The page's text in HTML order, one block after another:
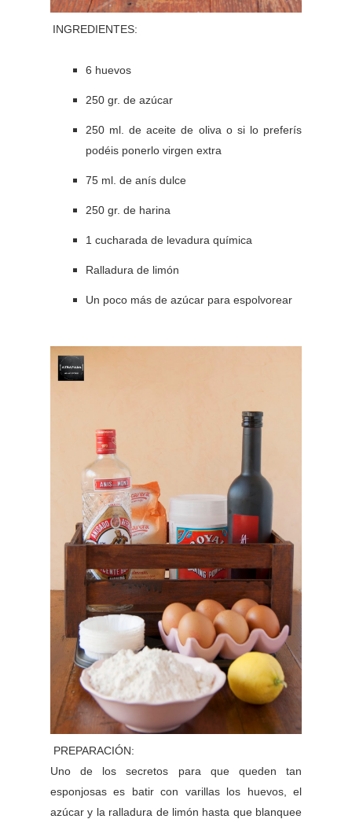
INGREDIENTES:
6 huevos
250 gr. de azúcar
250 ml. de aceite de oliva o si lo preferís
podéis ponerlo virgen extra
75 ml. de anís dulce
250 gr. de harina
1 cucharada de levadura química
Ralladura de limón
Un poco más de azúcar para espolvorear
PREPARACIÓN:
Uno de los secretos para que queden tan
esponjosas es batir con varillas los huevos, el
azúcar y la ralladura de limón hasta que blanquee